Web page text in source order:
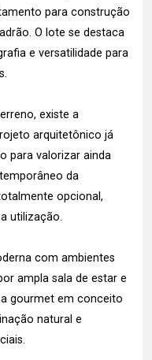
para construção
O lote se destaca
e versatilidade para
existe a
arquitetônico já
para valorizar ainda
da
opcional,
utilização.
com ambientes
ampla sala de estar e
gourmet em conceito
natural e